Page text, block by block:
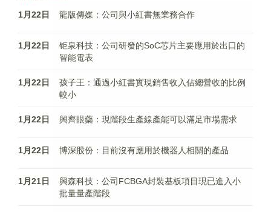
1月22日 龍版傳媒：公司與小紅書無業務合作
1月22日
钜泉科技：公司研發的SoC芯片主要應用於出口的
智能電表
1月22日
孩子王：通過小紅書實現銷售收入佔總營收的比例
較小
1月22日 興齊眼藥：現階段生產線產能可以滿足市場需求
1月22日 博深股份：目前沒有應用於機器人相關的產品
1月21日
興森科技：公司FCBGA封裝基板項目現已進入小
批量量產階段